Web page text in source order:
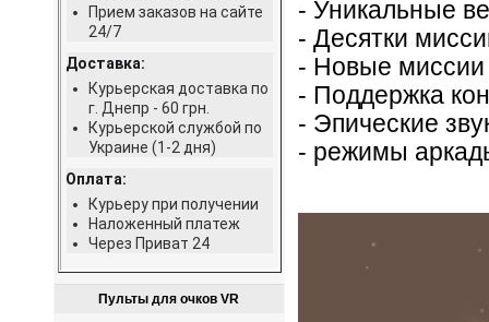
Прием заказов на сайте
24/7
Доставка:
Курьерская доставка по
г. Днепр - 60 грн.
Курьерской службой по
Украине (1-2 дня)
Оплата:
Курьеру при получении
Наложенный платеж
Через Приват 24
Пульты для очков VR
- Уникальные
- Десятки
- Новые
- Поддержка
- Эпические
- режимы